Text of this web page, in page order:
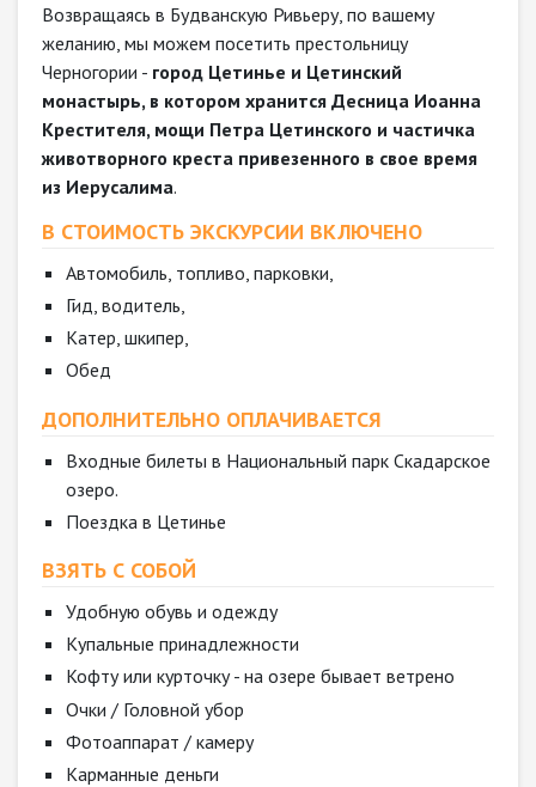
Возвращаясь в Будванскую Ривьеру, по вашему
желанию, мы можем посетить престольницу
Черногории - город Цетинье и Цетинский
монастырь, в котором хранится Десница Иоанна
Крестителя, мощи Петра Цетинского и частичка
животворного креста привезенного в свое время
из Иерусалима.
В СТОИМОСТЬ ЭКСКУРСИИ ВКЛЮЧЕНО
Автомобиль, топливо, парковки,
Гид, водитель,
Катер, шкипер,
Обед
ДОПОЛНИТЕЛЬНО ОПЛАЧИВАЕТСЯ
Входные билеты в Национальный парк Скадарское
озеро.
Поездка в Цетинье
ВЗЯТЬ С СОБОЙ
Удобную обувь и одежду
Купальные принадлежности
Кофту или курточку - на озере бывает ветрено
Очки / Головной убор
Фотоаппарат / камеру
Карманные деньги